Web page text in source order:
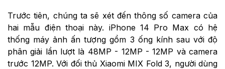
Trước tiên, chúng ta sẽ xét đến thông số camera của
hai mẫu điện thoại này. iPhone 14 Pro Max có hệ
thống máy ảnh ấn tượng gồm 3 ống kính sau với độ
phân giải lần lượt là 48MP - 12MP - 12MP và camera
trước 12MP. Với đối thủ Xiaomi MIX Fold 3, người dùng